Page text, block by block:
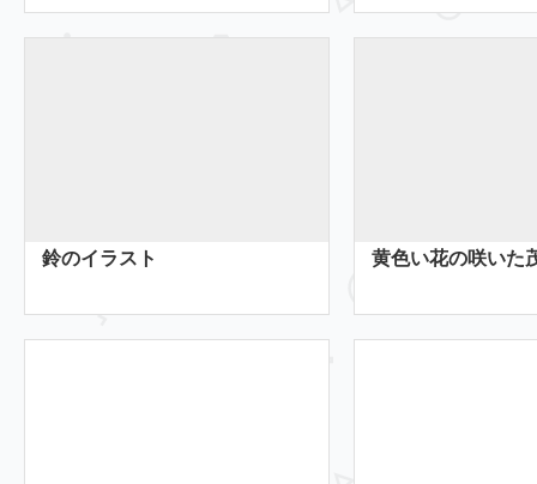
鈴のイラスト 黄色い花の咲いた